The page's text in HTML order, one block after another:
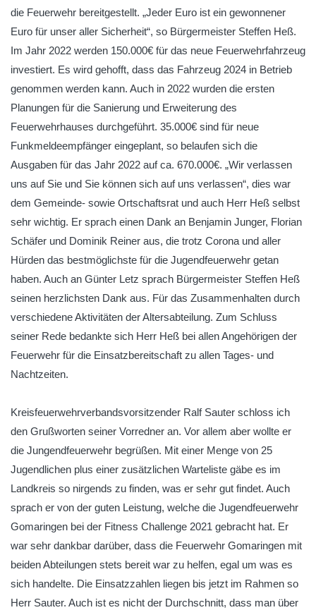
die Feuerwehr bereitgestellt. „Jeder Euro ist ein gewonnener
Euro für unser aller Sicherheit“, so Bürgermeister Steffen Heß.
Im Jahr 2022 werden 150.000€ für das neue Feuerwehrfahrzeug
investiert. Es wird gehofft, dass das Fahrzeug 2024 in Betrieb
genommen werden kann. Auch in 2022 wurden die ersten
Planungen für die Sanierung und Erweiterung des
Feuerwehrhauses durchgeführt. 35.000€ sind für neue
Funkmeldeempfänger eingeplant, so belaufen sich die
Ausgaben für das Jahr 2022 auf ca. 670.000€. „Wir verlassen
uns auf Sie und Sie können sich auf uns verlassen“, dies war
dem Gemeinde- sowie Ortschaftsrat und auch Herr Heß selbst
sehr wichtig. Er sprach einen Dank an Benjamin Junger, Florian
Schäfer und Dominik Reiner aus, die trotz Corona und aller
Hürden das bestmöglichste für die Jugendfeuerwehr getan
haben. Auch an Günter Letz sprach Bürgermeister Steffen Heß
seinen herzlichsten Dank aus. Für das Zusammenhalten durch
verschiedene Aktivitäten der Altersabteilung. Zum Schluss
seiner Rede bedankte sich Herr Heß bei allen Angehörigen der
Feuerwehr für die Einsatzbereitschaft zu allen Tages- und
Nachtzeiten.
Kreisfeuerwehrverbandsvorsitzender Ralf Sauter schloss ich
den Grußworten seiner Vorredner an. Vor allem aber wollte er
die Jungendfeuerwehr begrüßen. Mit einer Menge von 25
Jugendlichen plus einer zusätzlichen Warteliste gäbe es im
Landkreis so nirgends zu finden, was er sehr gut findet. Auch
sprach er von der guten Leistung, welche die Jugendfeuerwehr
Gomaringen bei der Fitness Challenge 2021 gebracht hat. Er
war sehr dankbar darüber, dass die Feuerwehr Gomaringen mit
beiden Abteilungen stets bereit war zu helfen, egal um was es
sich handelte. Die Einsatzzahlen liegen bis jetzt im Rahmen so
Herr Sauter. Auch ist es nicht der Durchschnitt, dass man über